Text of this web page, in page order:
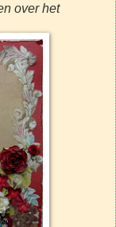
over het